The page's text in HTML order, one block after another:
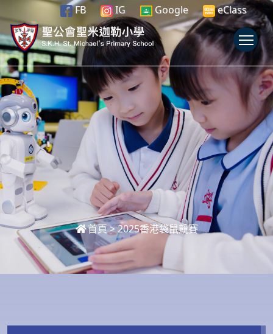
FB IG Google eClass
首頁>2025香港袋鼠競賽